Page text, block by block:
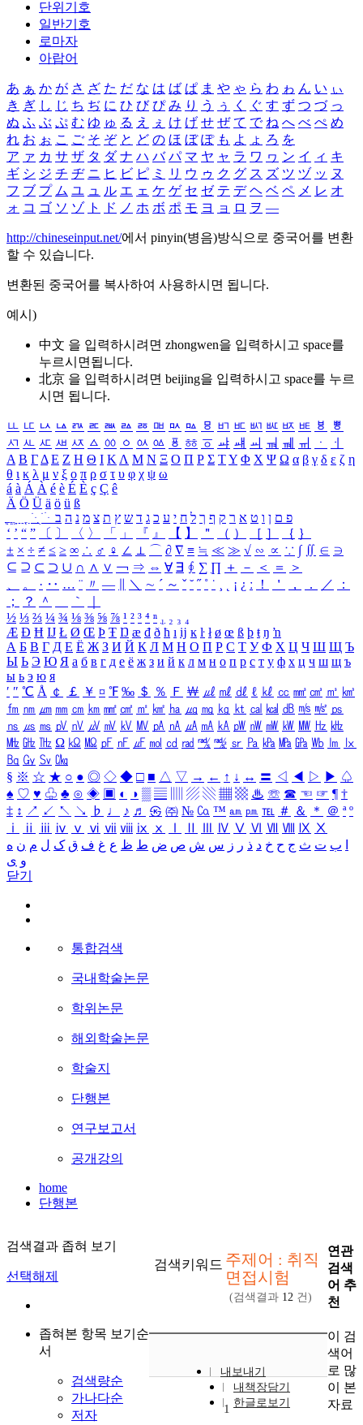
단위기호
일반기호
로마자
아랍어
あ ぁ か が さ ざ た だ な は ば ぱ ま や ゃ ら わ ゎ ん い ぃ
き ぎ し じ ち ぢ に ひ び ぴ み り う ぅ く ぐ す ず つ づ っ
ぬ ふ ぶ ぷ む ゆ ゅ る え ぇ け げ せ ぜ て で ね へ べ ぺ め
れ お ぉ こ ご そ ぞ と ど の ほ ぼ ぽ も よ ょ ろ を
ア ァ カ サ ザ タ ダ ナ ハ バ パ マ ヤ ャ ラ ワ ヮ ン イ ィ キ
ギ シ ジ チ ヂ ニ ヒ ビ ピ ミ リ ウ ゥ ク グ ス ズ ツ ヅ ッ ヌ
フ ブ プ ム ユ ュ ル エ ェ ケ ゲ セ ゼ テ デ ヘ ベ ペ メ レ オ
ォ コ ゴ ソ ゾ ト ド ノ ホ ボ ポ モ ヨ ョ ロ ヲ ―
http://chineseinput.net/에서 pinyin(병음)방식으로 중국어를 변환
할 수 있습니다.
변환된 중국어를 복사하여 사용하시면 됩니다.
예시)
中文 을 입력하시려면 zhongwen을 입력하시고 space를
누르시면됩니다.
北京 을 입력하시려면 beijing을 입력하시고 space를 누르
시면 됩니다.
ㅥ ㅦ ㅧ ㅨ ㅩ ㅪ ㅫ ㅬ ㅭ ㅮ ㅯ ㅰ ㅱ ㅲ ㅳ ㅴ ㅵ ㅶ ㅷ ㅸ
ㅹ
ㅺ ㅻ ㅼ ㅽ ㅾ ㅿ ㆀ ㆁ ㆂ ㆃ ㆄ ㆅ ㆆ ㆇ ㆈ ㆉ ㆊ ㆋ ㆌ ㆍ
ㆎ
Α Β ΓΔ Ε Ζ Η Θ Ι ΚΛ Μ Ν Ξ Ο Π Ρ Σ ΤΥ Φ Χ Ψ Ω α β γ δ ε ζ η
θ ι κ λ μ ν ξ ο π ρ σ τ υ φ χ ψ ω
á à Á À é è É È ç Ç ê
Ä Ö Ü ä ö ü ß
ִֶֹ ֻּ ׁׂ פ ם ן ו ט א ר ק ף ך ל ח י ע כ ג ד ש ץ ת צ מ נ ה ב
‘ ’ “ ” 〔 〕 〈 〉 「 」 『 』 【 】 ＂ （ ） ［ ］ ｛ ｝
± × ÷ ≠ ≤ ≥ ∞ ∴ ♂ ♀ ∠ ⊥ ⌒ ∂ ∇ ≡ ≒ ≪ ≫ √ ∽ ∝ ∵ ∫ ∬ ∈ ∋
⊆ ⊇ ⊂ ⊃ ∪ ∩ ∧ ∨ ￢ ⇒ ⇔ ∀ ∃ ∮ ∑ ∏ ＋ － ＜ ＝
＞
、
。 · ‥ … ¨ 〃 ― ＼ ∼ ´ ～ ˇ ˘ ˝ ˚ ˙ ¸ ¡ ¿ ː ！ ＇ ， ． ／
：
；
？ ＾ ｀
½ ⅓ ⅔ ¼ ¾ ⅛ ⅜ ⅝ ⅞ ¹ ² ³ ⁴ ⁿ ₁ ₂ ₃ ₄
Æ Ð Ħ Ĳ Ł Ø Œ Þ Ŧ Ŋ æ đ ð ħ ı ĳ ĸ ŀ ł ø œ ß þ ŧ ŋ ŉ
А Б В Г Д Е Ё Ж З И Й К Л М Н О П Р С Т У Ф Х Ц Ч Ш Щ Ъ
Ы Ь Э Ю Я а б в г д е ё ж з и й к л м н о п р с т у ф х ц ч ш щ ъ
ы ь э ю я
′ ″ ℃ Å ￠ ￡ ￥ ¤ ℉ ‰ ＄ ％ Ｆ ￦ ㎕ ㎖ ㎗ ℓ ㎘ ㏄ ㎣ ㎤ ㎥ ㎦
㎙ ㎚ ㎛ ㎜ ㎝ ㎞ ㎟ ㎠ ㎡ ㎢ ㏊ ㎍ ㎎ ㎏ ㏏ ㎈ ㎉ ㏈ ㎧ ㎨ ㎰
㎱ ㎲ ㎳ ㎴ ㎵ ㎶ ㎷ ㎸ ㎹ ㎀ ㎁ ㎂ ㎃ ㎄ ㎺ ㎻ ㎽ ㎾ ㎿ ㎐ ㎑
㎒ ㎓ ㎔ Ω ㏀ ㏁ ㎊ ㎋ ㎌ ㏖ ㏅ ㎭ ㎮ ㎯ ㏛ ㎩ ㎪ ㎫ ㎬ ㏝ ㏐
㏓
㏃ ㏉ ㏜ ㏆
§ ※ ☆ ★ ○ ● ◎ ◇ ◆ □ ■ △ ▽ → ← ↑ ↓ ↔ 〓 ◁ ◀ ▷ ▶ ♤
♠ ♡ ♥ ♧ ♣ ⊙ ◈ ▣ ◐ ◑ ▒ ▤ ▨ ▧ ▦ ▩ ♨ ☏ ☎ ☜ ☞ ¶ †
‡ ↕ ↗ ↙ ↖ ↘ ♭ ♩ ♪ ♬ ㉿ ㈜ № ㏇ ™ ㏂ ㏘ ℡ ＃ ＆ ＊ ＠ ª º
ⅰ
ⅱ ⅲ ⅳ ⅴ ⅵ ⅶ ⅷ ⅸ ⅹ Ⅳ Ⅴ Ⅵ Ⅶ Ⅷ Ⅸ Ⅹ
ب ت ث ج ح خ د ذ ر ز س ش ص ض ط ظ ع غ ف ق ک ل م ن ه
و ی
닫기
통합검색
국내학술논문
학위논문
해외학술논문
학술지
단행본
연구보고서
공개강의
home
단행본
검색결과 좁혀 보기
선택해제
좁혀본 항목 보기순
서
검색량순
가나다순
저자
검색키워드 주제어 : 취직
면접시험
(검색결과 12 건)
내보내기
내책장담기
한글로보기
1
연관
검색
어 추
천
이 검
색어
로 많
이 본
자료